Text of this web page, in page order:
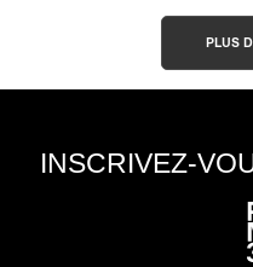
PLUS
INSCRIVEZ-